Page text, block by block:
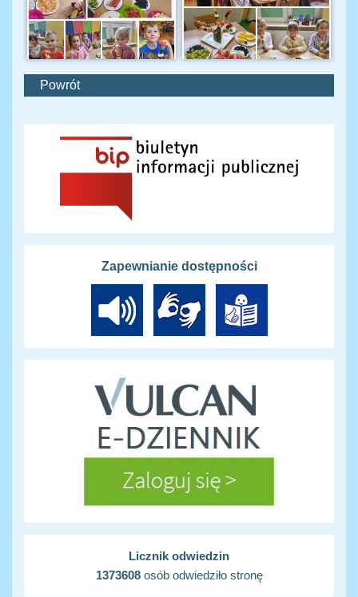
Powrót
Zapewnianie dostępności
Licznik odwiedzin
1373608osób odwiedziło stronę